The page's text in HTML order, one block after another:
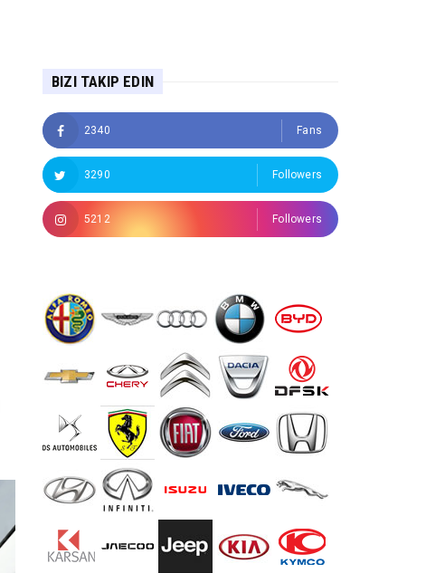
BIZI TAKIP EDIN
2340 Fans
3290 Followers
5212 Followers